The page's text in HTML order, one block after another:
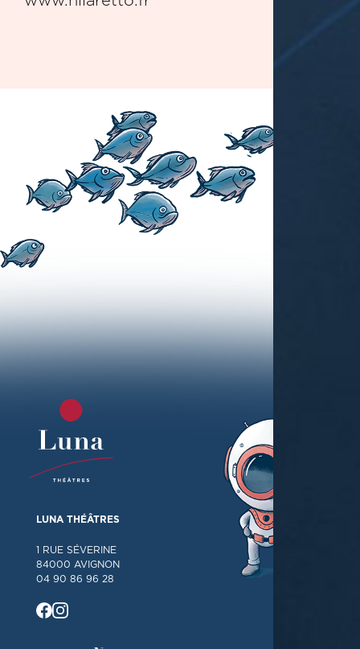
LUNA THÉÂTRES
1 RUE SÉVERINE
84000 AVIGNON
04 90 86 96 28